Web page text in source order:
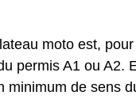
moto est,
permis A1 ou
minimum de sens